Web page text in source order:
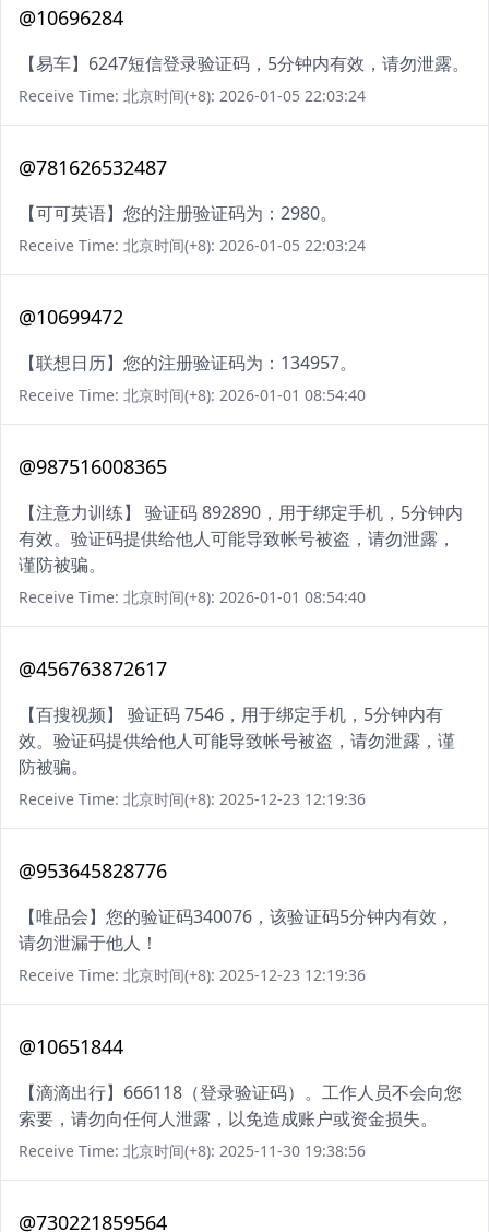
@10696284
【易车】6247短信登录验证码，5分钟内有效，请勿泄露。
Receive Time: 北京时间(+8): 2026-01-05 22:03:24
@781626532487
【可可英语】您的注册验证码为：2980。
Receive Time: 北京时间(+8): 2026-01-05 22:03:24
@10699472
【联想日历】您的注册验证码为：134957。
Receive Time: 北京时间(+8): 2026-01-01 08:54:40
@987516008365
【注意力训练】 验证码 892890，用于绑定手机，5分钟内
有效。验证码提供给他人可能导致帐号被盗，请勿泄露，
谨防被骗。
Receive Time: 北京时间(+8): 2026-01-01 08:54:40
@456763872617
【百搜视频】 验证码 7546，用于绑定手机，5分钟内有
效。验证码提供给他人可能导致帐号被盗，请勿泄露，谨
防被骗。
Receive Time: 北京时间(+8): 2025-12-23 12:19:36
@953645828776
【唯品会】您的验证码340076，该验证码5分钟内有效，
请勿泄漏于他人！
Receive Time: 北京时间(+8): 2025-12-23 12:19:36
@10651844
【滴滴出行】666118（登录验证码）。工作人员不会向您
索要，请勿向任何人泄露，以免造成账户或资金损失。
Receive Time: 北京时间(+8): 2025-11-30 19:38:56
@730221859564